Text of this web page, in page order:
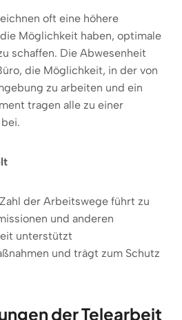
oft eine höhere
Möglichkeit haben, optimale
schaffen. Die Abwesenheit
die Möglichkeit, in der von
zu arbeiten und ein
tragen alle zu einer
der Arbeitswege führt zu
und anderen
unterstützt
und trägt zum Schutz
der Telearbeit